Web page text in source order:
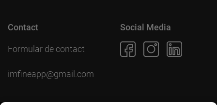
Contact
Formular de contact
imfineapp@gmail.com
Social Media